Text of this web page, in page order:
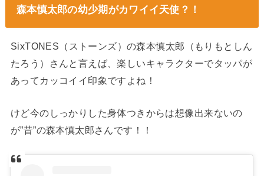
森本慎太郎の幼少期がカワイイ天使？！
SixTONES（ストーンズ）の森本慎太郎（もりもとしん
たろう）さんと言えば、楽しいキャラクターでタッパが
あってカッコイイ印象ですよね！
けど今のしっかりした身体つきからは想像出来ないの
が”昔”の森本慎太郎さんです！！